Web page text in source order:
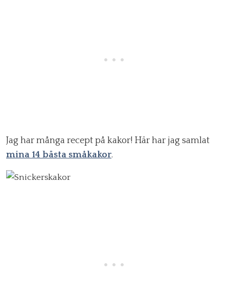
Jag har många recept på kakor! Här har jag samlat
mina 14 bästa småkakor.